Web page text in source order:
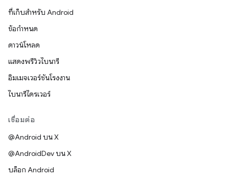
ที่เก็บสำหรับ Android
ข้อกำหนด
ดาวน์โหลด
แสดงพรีวิวไบนารี
อิมเมจเวอร์ชันโรงงาน
ไบนารีไดรเวอร์
เชื่อมต่อ
@Android บน X
@AndroidDev บน X
บล็อก Android